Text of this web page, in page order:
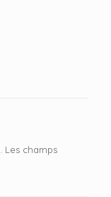
Les champs